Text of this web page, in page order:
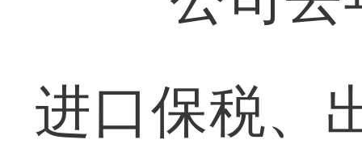
进口保税、